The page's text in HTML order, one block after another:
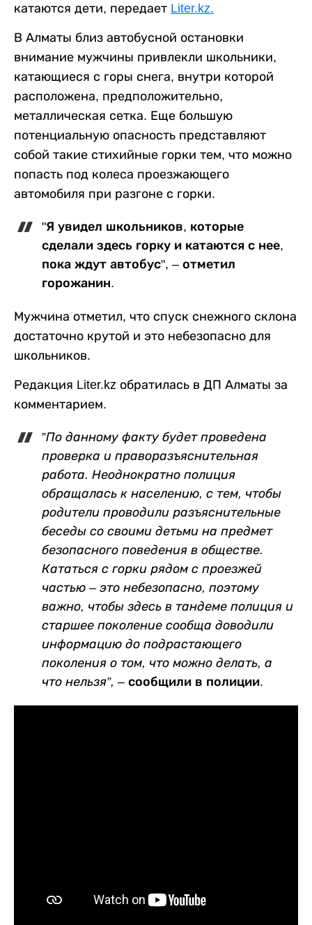
катаются дети, передает Liter.kz.
В Алматы близ автобусной остановки
внимание мужчины привлекли школьники,
катающиеся с горы снега, внутри которой
расположена, предположительно,
металлическая сетка. Еще большую
потенциальную опасность представляют
собой такие стихийные горки тем, что можно
попасть под колеса проезжающего
автомобиля при разгоне с горки.
"Я увидел школьников, которые
сделали здесь горку и катаются с нее,
пока ждут автобус", – отметил
горожанин.
Мужчина отметил, что спуск снежного склона
достаточно крутой и это небезопасно для
школьников.
Редакция Liter.kz обратилась в ДП Алматы за
комментарием.
”По данному факту будет проведена
проверка и праворазъяснительная
работа. Неоднократно полиция
обращалась к населению, с тем, чтобы
родители проводили разъяснительные
беседы со своими детьми на предмет
безопасного поведения в обществе.
Кататься с горки рядом с проезжей
частью – это небезопасно, поэтому
важно, чтобы здесь в тандеме полиция и
старшее поколение сообща доводили
информацию до подрастающего
поколения о том, что можно делать, а
что нельзя”, – сообщили в полиции.